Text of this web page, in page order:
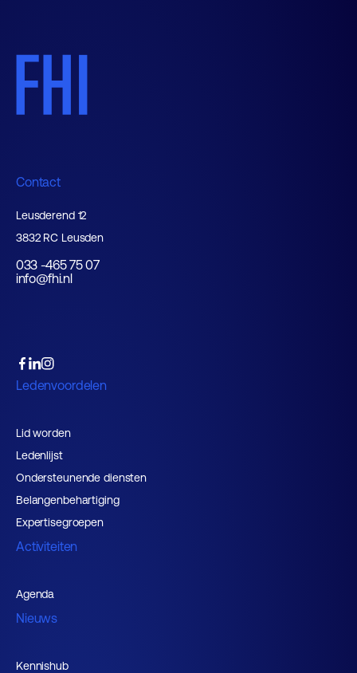
Contact
Leusderend 12
3832 RC Leusden
033 -465 75 07
info@fhi.nl
Ledenvoordelen
Lid worden
Ledenlijst
Ondersteunende diensten
Belangenbehartiging
Expertisegroepen
Activiteiten
Agenda
Nieuws
Kennishub